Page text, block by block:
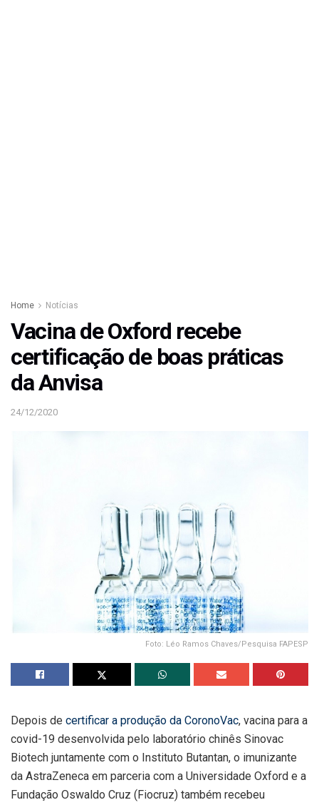
Home Notícias
Vacina de Oxford recebe
certificação de boas práticas
da Anvisa
24/12/2020
Foto: Léo Ramos Chaves/Pesquisa FAPESP
Depois de certificar a produção da CoronoVac, vacina para a
covid-19 desenvolvida pelo laboratório chinês Sinovac
Biotech juntamente com o Instituto Butantan, o imunizante
da AstraZeneca em parceria com a Universidade Oxford e a
Fundação Oswaldo Cruz (Fiocruz) também recebeu